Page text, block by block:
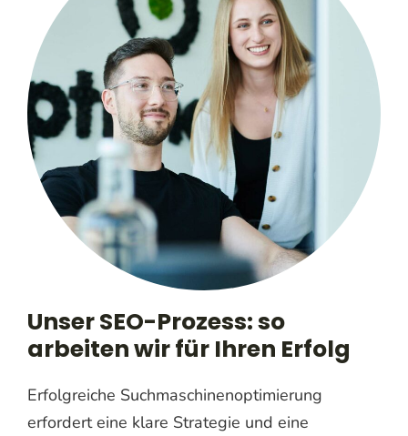
Unser SEO-Prozess: so
arbeiten wir für Ihren Erfolg
Erfolgreiche Suchmaschinenoptimierung
erfordert eine klare Strategie und eine